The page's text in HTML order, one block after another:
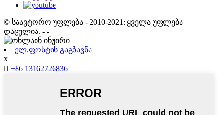
© საავტორო უფლება - 2010-2021: ყველა უფლება
დაცულია. - -
ელ.ფოსტის გაგზავნა
x
 +86 13162726836